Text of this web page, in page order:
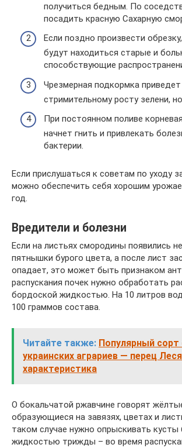
получиться бедным. По
посадить красную Сахарную
Если поздно произвести
будут находиться старые и
способствующие
Чрезмерная подкормка приведет
стримительному росту зелени, но
При постоянном поливе
начнет гнить и привлекать
бактерии.
Если прислушаться к советам по уходу
можно обеспечить себя хорошим
год.
Вредители и болезни
Если на листьях смородины появились
пятнышки бурого цвета, а после лист
опадает, это может быть признаком
распускания почек нужно обработать
бордоской жидкостью. На 10 литров
100 граммов состава.
Читайте также: Популярный сорт
украинских аграриев — перец
характеристика
О бокальчатой ржавчине говорят
образующиеся на завязях, цветах и
таком случае нужно опрыскивать кусты
жидкостью трижды – во время